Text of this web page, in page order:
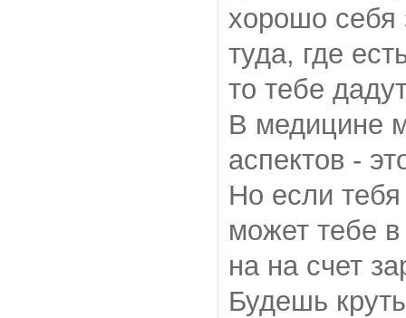
хорошо себя
туда, где
то тебе
В медицине
аспектов -
Но если
может тебе в
на на счет
Будешь